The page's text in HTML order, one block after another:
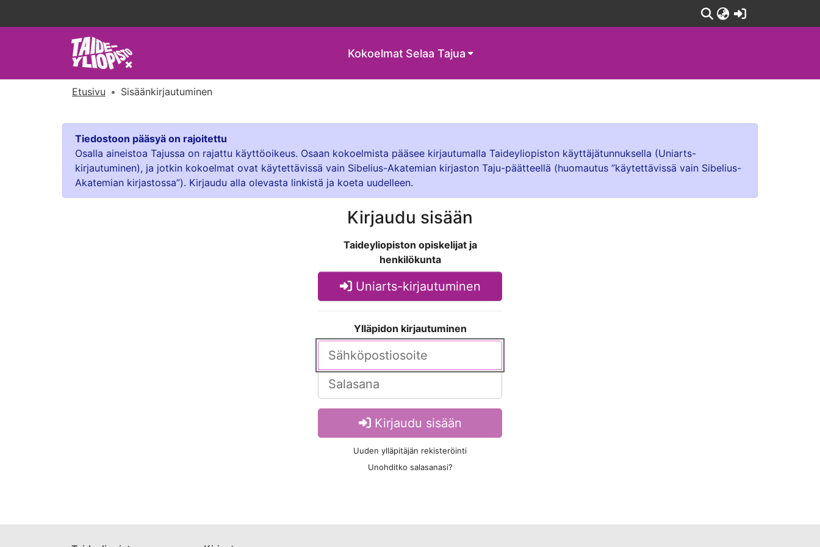
Kokoelmat Selaa Tajua
Etusivu Sisäänkirjautuminen
Tiedostoon pääsyä on rajoitettu
Osalla aineistoa Tajussa on rajattu käyttöoikeus. Osaan kokoelmista pääsee kirjautumalla Taideyliopiston käyttäjätunnuksella (Uniarts-
kirjautuminen), ja jotkin kokoelmat ovat käytettävissä vain Sibelius-Akatemian kirjaston Taju-päätteellä (huomautus ”käytettävissä vain Sibelius-
Akatemian kirjastossa”). Kirjaudu alla olevasta linkistä ja koeta uudelleen.
Kirjaudu sisään
Taideyliopiston opiskelijat ja
henkilökunta
Uniarts-kirjautuminen
Ylläpidon kirjautuminen
Kirjaudu sisään
Uuden ylläpitäjän rekisteröinti
Unohditko salasanasi?